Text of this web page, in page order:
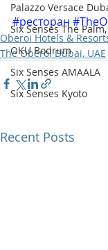
Palazzo Versace
Six Senses The
OKU Bodrum
Six Senses AMAALA
Six Senses Kyoto
#ресторан
Oberoi Hotels &
The Oberoi Dubai, UAE
Recent Posts